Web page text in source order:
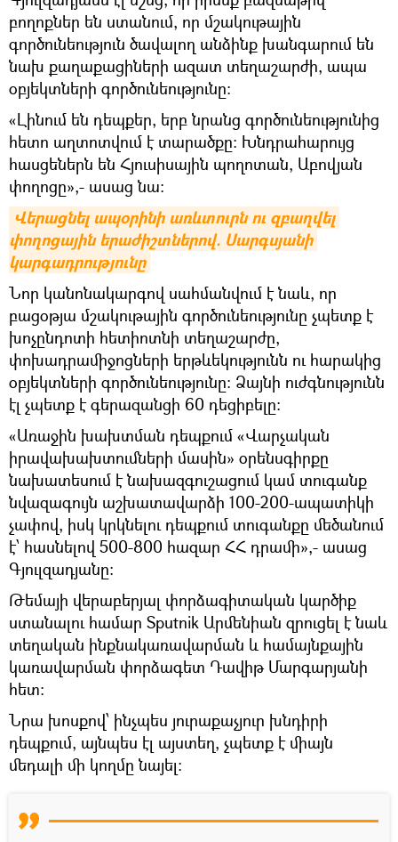
բողոքներ են ստանում, որ մշակութային
գործունեություն ծավալող անձինք խանգարում են
նախ քաղաքացիների ազատ տեղաշարժի, ապա
օբյեկտների գործունեությունը:
«Լինում են դեպքեր, երբ նրանց գործունեությունից
հետո աղտոտվում է տարածքը: Խնդրահարույց
հասցեներն են Հյուսիսային պողոտան, Աբովյան
փողոցը»,- ասաց նա։
Վերացնել ապօրինի առևտուրն ու զբաղվել
փողոցային երաժիշտներով. Սարգսյանի
կարգադրությունը
Նոր կանոնակարգով սահմանվում է նաև, որ
բացօթյա մշակութային գործունեությունը չպետք է
խոչընդոտի հետիոտնի տեղաշարժը,
փոխադրամիջոցների երթևեկությունն ու հարակից
օբյեկտների գործունեությունը: Ձայնի ուժգնությունն
էլ չպետք է գերազանցի 60 դեցիբելը:
«Առաջին խախտման դեպքում «Վարչական
իրավախախտումների մասին» օրենսգիրքը
նախատեսում է նախազգուշացում կամ տուգանք
նվազագույն աշխատավարձի 100-200-ապատիկի
չափով, իսկ կրկնելու դեպքում տուգանքը մեծանում
է՝ հասնելով 500-800 հազար ՀՀ դրամի»,- ասաց
Գյուլզադյանը:
Թեմայի վերաբերյալ փորձագիտական կարծիք
ստանալու համար Sputnik Արմենիան զրուցել է նաև
տեղական ինքնակառավարման և համայնքային
կառավարման փորձագետ Դավիթ Մարգարյանի
հետ։
Նրա խոսքով՝ ինչպես յուրաքաչյուր խնդիրի
դեպքում, այնպես էլ այստեղ, չպետք է միայն
մեդալի մի կողմը նայել։